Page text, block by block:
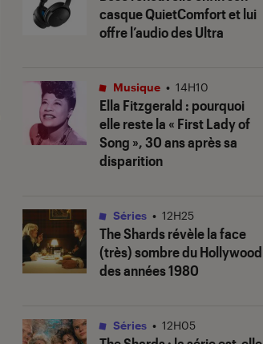
casque QuietComfort et lui
offre l’audio des Ultra
Ella Fitzgerald : pourquoi
elle reste la « First Lady of
Song », 30 ans après sa
disparition
Musique • 14H10
The Shardsrévèle la face
(très) sombre du Hollywood
des années 1980
Séries • 12H25
Séries • 12H05